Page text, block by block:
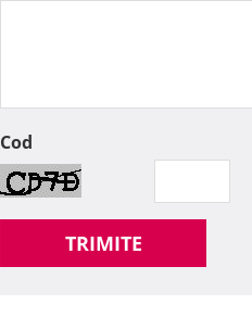
Cod
TRIMITE